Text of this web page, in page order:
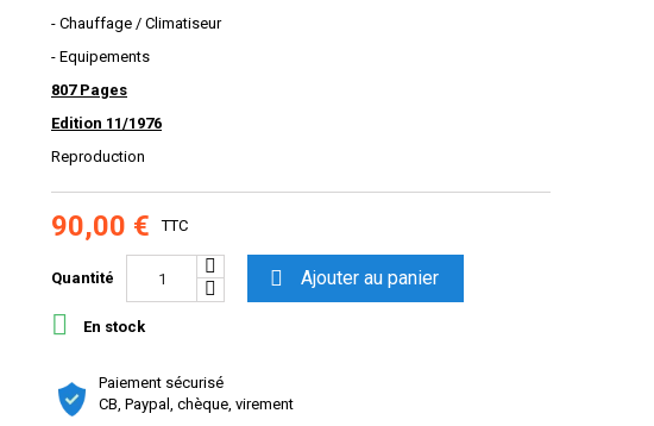
- Chauffage / Climatiseur
- Equipements
807 Pages
Edition 11/1976
Reproduction
90,00 € TTC
Quantité  Ajouter au panier
 En stock
Paiement sécurisé
CB, Paypal, chèque, virement